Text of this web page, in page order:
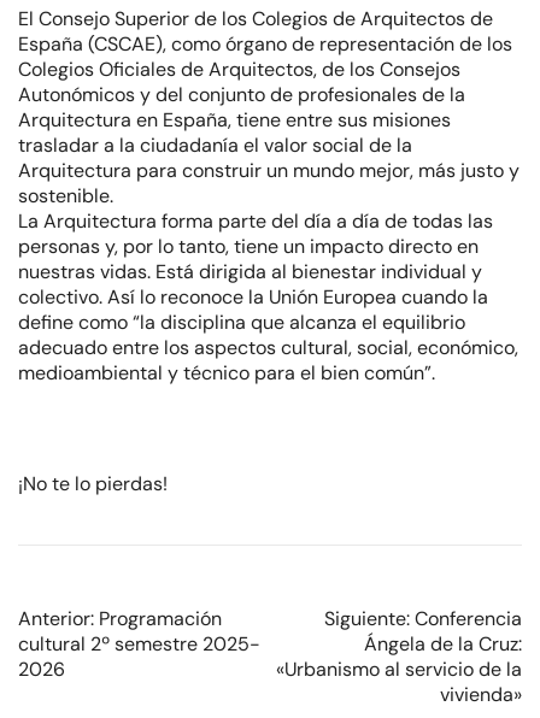
El Consejo Superior de los Colegios de Arquitectos de
España (CSCAE), como órgano de representación de los
Colegios Oficiales de Arquitectos, de los Consejos
Autonómicos y del conjunto de profesionales de la
Arquitectura en España, tiene entre sus misiones
trasladar a la ciudadanía el valor social de la
Arquitectura para construir un mundo mejor, más justo y
sostenible.
La Arquitectura forma parte del día a día de todas las
personas y, por lo tanto, tiene un impacto directo en
nuestras vidas. Está dirigida al bienestar individual y
colectivo. Así lo reconoce la Unión Europea cuando la
define como “la disciplina que alcanza el equilibrio
adecuado entre los aspectos cultural, social, económico,
medioambiental y técnico para el bien común”.
¡No te lo pierdas!
Anterior: Programación
cultural 2º semestre 2025-
2026
Siguiente:Conferencia
Ángela de la Cruz:
«Urbanismo al servicio de la
vivienda»